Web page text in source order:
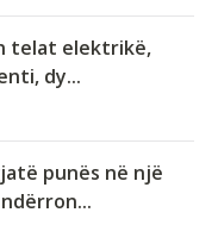
telat elektrikë,
dy...
punës në një